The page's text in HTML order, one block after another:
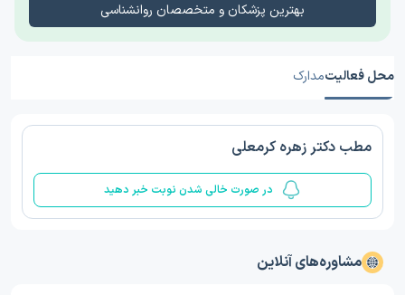
بهترین پزشکان و متخصصان روانشناسی
محل فعالیتمدارک
مطب دکتر زهره کرمعلی
در صورت خالی شدن نوبت خبر دهید
مشاوره‌های آنلاین